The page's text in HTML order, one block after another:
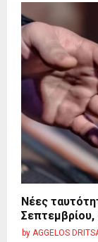
Νέες
Σεπτεμβρίου,
by AGGELOS